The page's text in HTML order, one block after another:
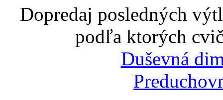
Dopredaj posledných
podľa ktorých
Duševná